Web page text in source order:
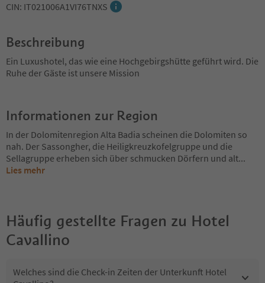
CIN: IT021006A1VI76TNXS
Beschreibung
Ein Luxushotel, das wie eine Hochgebirgshütte geführt wird. Die
Ruhe der Gäste ist unsere Mission
Informationen zur Region
In der Dolomitenregion Alta Badia scheinen die Dolomiten so
nah. Der Sassongher, die Heiligkreuzkofelgruppe und die
Sellagruppe erheben sich über schmucken Dörfern und alt...
Lies mehr
Häufig gestellte Fragen zu Hotel
Cavallino
Welches sind die Check-in Zeiten der Unterkunft Hotel